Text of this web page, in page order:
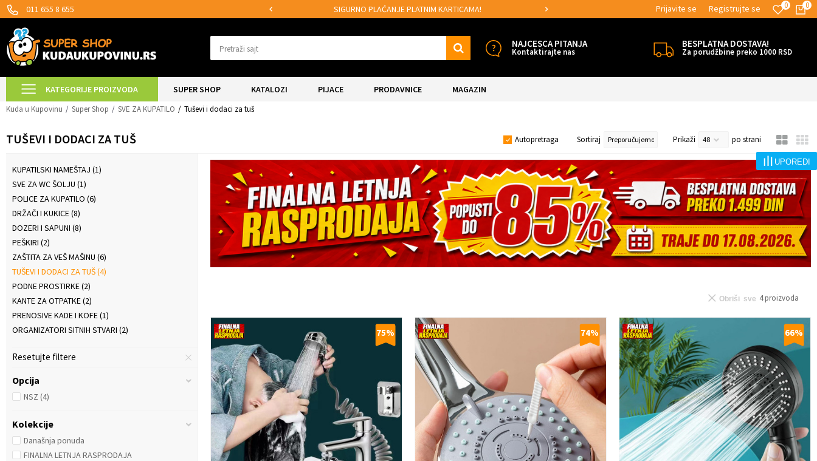
011 655 8 655 SIGURNO PLAĆANJE PLATNIM KARTICAMA! MOGUĆNOST BESPLATNE ISPORUKE! 0
0
Prijavite se Registrujte se
Pretraži sajt NAJCESCA PITANJA
Kontaktirajte nas
BESPLATNA DOSTAVA!
Za porudžbine preko 1000 RSD
KATEGORIJE PROIZVODA SUPER SHOP KATALOZI PIJACE PRODAVNICE MAGAZIN
UPOREDI
Kuda u Kupovinu Super Shop SVE ZA KUPATILO Tuševi i dodaci za tuš
TUŠEVI I DODACI ZA TUŠ Autopretraga Sortiraj Prikaži po strani
KUPATILSKI NAMEŠTAJ (1)
SVE ZA WC ŠOLJU (1)
POLICE ZA KUPATILO (6)
DRŽAČI I KUKICE(8)
DOZERI I SAPUNI (8)
PEŠKIRI (2)
ZAŠTITA ZA VEŠ MAŠINU (6)
TUŠEVI I DODACI ZA TUŠ(4)
PODNE PROSTIRKE(2)
KANTE ZA OTPATKE(2)
PRENOSIVE KADE I KOFE(1)
ORGANIZATORI SITNIH STVARI (2)
Resetujte filtere
Opcija
NSZ (4)
Kolekcije
Današnja ponuda
FINALNA LETNJA RASPRODAJA
4proizvoda
Obriši sve
75% 74% 66%